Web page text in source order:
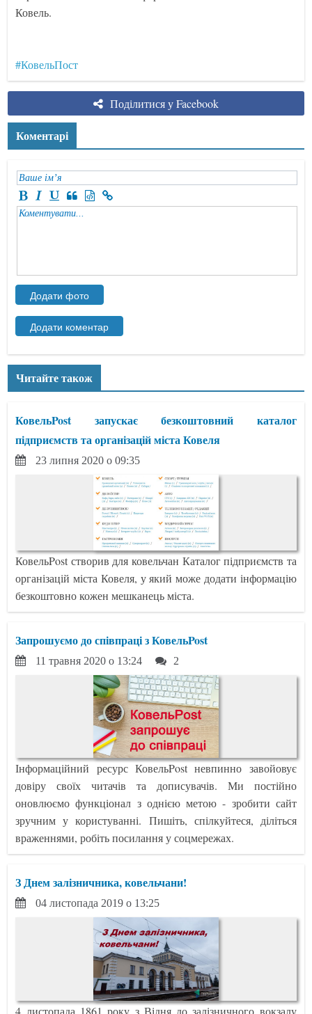
Ковель.
#КовельПост
Поділитися у Facebook
Коментарі
Читайте також
КовельPost запускає безкоштовний каталог
підприємств та організацій міста Ковеля
23 липня 2020 о 09:35
КовельPost створив для ковельчан Каталог підприємств та
організацій міста Ковеля, у який може додати інформацію
безкоштовно кожен мешканець міста.
Запрошуємо до співпраці з КовельPost
11 травня 2020 о 13:24 2
Інформаційний ресурс КовельPost невпинно завойовує
довіру своїх читачів та дописувачів. Ми постійно
оновлюємо функціонал з однією метою - зробити сайт
зручним у користуванні. Пишіть, спілкуйтеся, діліться
враженнями, робіть посилання у соцмережах.
З Днем залізничника, ковельчани!
04 листопада 2019 о 13:25
4 листопада 1861 року з Відня до залізничного вокзалу